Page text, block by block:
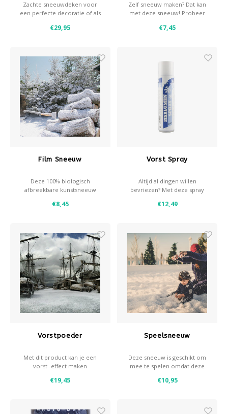
Zachte sneeuwdeken voor
een perfecte decoratie of als
decoratiesneeuw.
- Voor meer dan 20m2 mail of
bel ons dan even.
- Breedte rol 160cm
- Te verkrijgen in diverse
afmetingen
€29,95
Zelf sneeuw maken? Dat kan
met deze sneeuw! Probeer
€7,45
Film Sneeuw
Deze 100% biologisch
afbreekbare kunstsneeuw
toepassingen en is gemaakt
€8,45
Vorst Spray
Altijd al dingen willen
bevriezen? Met deze spray
ramen en glazen voorwerpen
- Zeer realistisch resultaat
€12,49
Vorstpoeder
Met dit product kan je een
vorst -effect maken
€19,45
Speelsneeuw
Deze sneeuw is geschikt om
mee te spelen omdat deze
premium sneeuw produceren
decoratie doeleinden zoals
€10,95